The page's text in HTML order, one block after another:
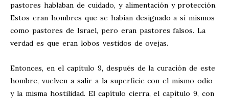
pastores hablaban de cuidado, y alimentación y protección.
Estos eran hombres que se habían designado a sí mismos
como pastores de Israel, pero eran pastores falsos. La
verdad es que eran lobos vestidos de ovejas.
Entonces, en el capítulo 9, después de la curación de este
hombre, vuelven a salir a la superficie con el mismo odio
y la misma hostilidad. El capítulo cierra, el capítulo 9, con